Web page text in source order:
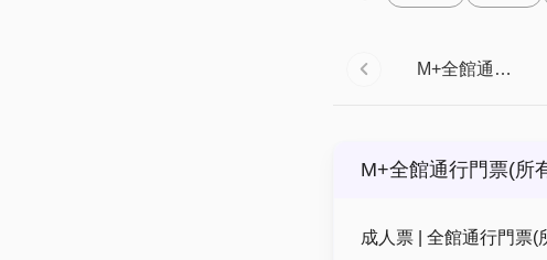
M+全館通行門票
M+全館通行門票(所
成人票 | 全館通行門票(